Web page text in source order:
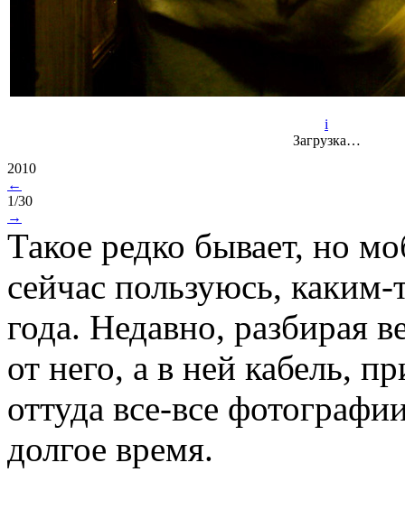
i
Загрузка…
2010
←
1/30
→
Такое редко бывает, но
сейчас пользуюсь,
года. Недавно, разбирая
от него, а в ней кабель,
оттуда все-все
долгое время.